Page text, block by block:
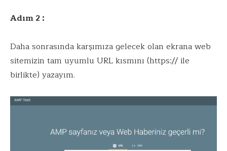
Adım 2 :
Daha sonrasında karşımıza gelecek olan ekrana web
sitemizin tam uyumlu URL kısmını (https:// ile
birlikte) yazayım.